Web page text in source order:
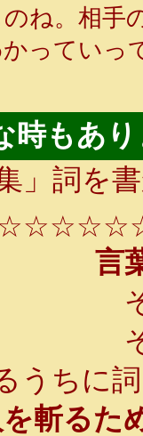
ね。相手
っていっ
時もあり
集」詞
言
ちに詞
斬るた